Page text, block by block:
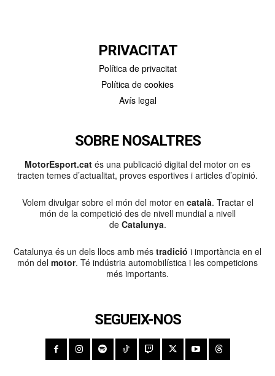
PRIVACITAT
Política de privacitat
Política de cookies
Avís legal
SOBRE NOSALTRES
MotorEsport.cat és una publicació digital del motor on es
tracten temes d’actualitat, proves esportives i articles d’opinió.
Volem divulgar sobre el món del motor en català. Tractar el
món de la competició des de nivell mundial a nivell
de Catalunya.
Catalunya és un dels llocs amb més tradició i importància en el
món del motor. Té indústria automobilística i les competicions
més importants.
SEGUEIX-NOS